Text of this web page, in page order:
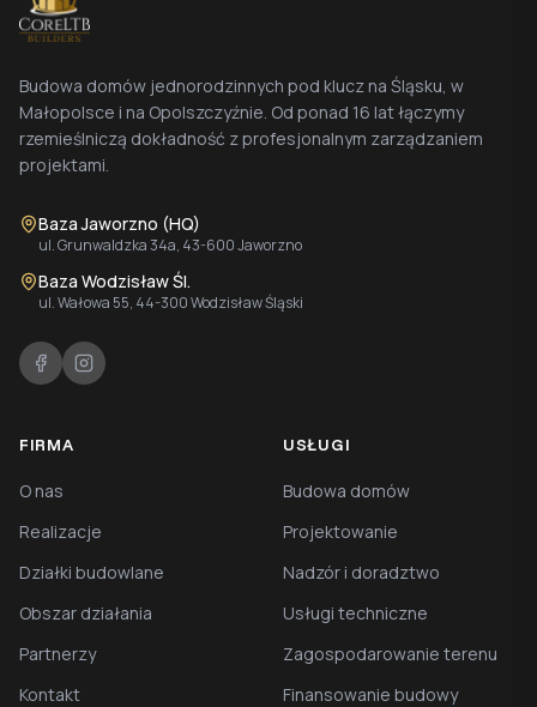
Budowa domów jednorodzinnych pod klucz na Śląsku, w
Małopolsce i na Opolszczyźnie. Od ponad 16 lat łączymy
rzemieślniczą dokładność z profesjonalnym zarządzaniem
projektami.
Baza Jaworzno (HQ)
ul. Grunwaldzka 34a, 43-600 Jaworzno
Baza Wodzisław Śl.
ul. Wałowa 55, 44-300 Wodzisław Śląski
FIRMA
O nas
Realizacje
Działki budowlane
Obszar działania
Partnerzy
Kontakt
USŁUGI
Budowa domów
Projektowanie
Nadzór i doradztwo
Usługi techniczne
Zagospodarowanie terenu
Finansowanie budowy